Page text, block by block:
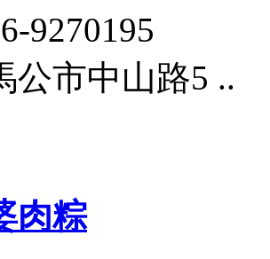
9270195
公市中山路5 ..
肉粽